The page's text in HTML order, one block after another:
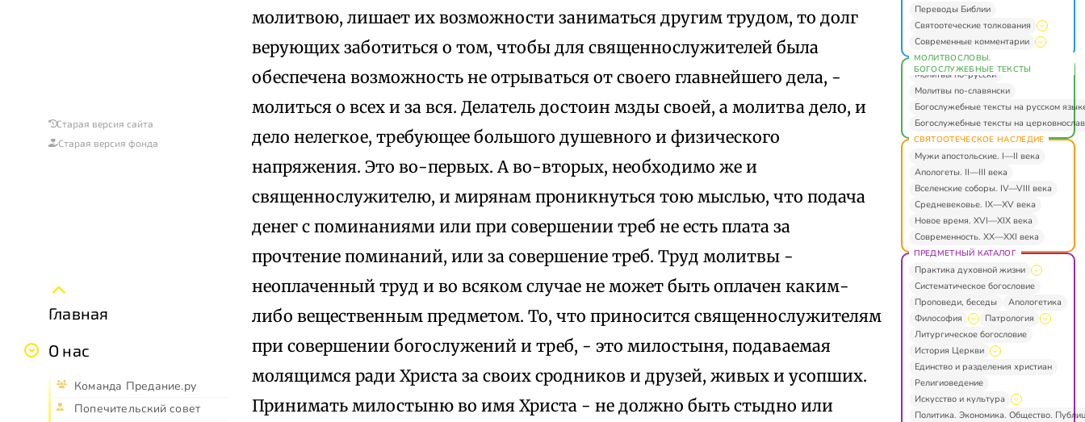
Старая версия сайта
Старая версия фонда
Главная
О нас
Команда Предание.ру
Попечительский совет
молитвою, лишает их возможности заниматься другим трудом, то долг
верующих заботиться о том, чтобы для священнослужителей была
обеспечена возможность не отрываться от своего главнейшего дела, -
молиться о всех и за вся. Делатель достоин мзды своей, а молитва дело, и
дело нелегкое, требующее большого душевного и физического
напряжения. Это во-первых. А во-вторых, необходимо же и
священнослужителю, и мирянам проникнуться тою мыслью, что подача
денег с поминаниями или при совершении треб не есть плата за
прочтение поминаний, или за совершение треб. Труд молитвы -
неоплаченный труд и во всяком случае не может быть оплачен каким-
либо вещественным предметом. То, что приносится священнослужителям
при совершении богослужений и треб, - это милостыня, подаваемая
молящимся ради Христа за своих сродников и друзей, живых и усопших.
Принимать милостыню во имя Христа - не должно быть стыдно или
Переводы Библии
Святоотеческие толкования
Современные комментарии
МОЛИТВОСЛОВЫ.
БОГОСЛУЖЕБНЫЕ ТЕКСТЫ
Молитвы по-русски
Молитвы по-славянски
Богослужебные тексты на русском
Богослужебные тексты на
СВЯТООТЕЧЕСКОЕ НАСЛЕДИЕ
Мужи апостольские. I—II века
Апологеты. II—III века
Вселенские соборы. IV—VIII века
Средневековье. IX—XV века
Новое время. XVI—XIX века
Современность. XX—XXI века
ПРЕДМЕТНЫЙ КАТАЛОГ
Практика духовной жизни
Систематическое богословие
Проповеди, беседы
Апологетика
Философия
Патрология
Литургическое богословие
История Церкви
Единство и разделения христиан
Религиоведение
Искусство и культура
Политика. Экономика. Общество.